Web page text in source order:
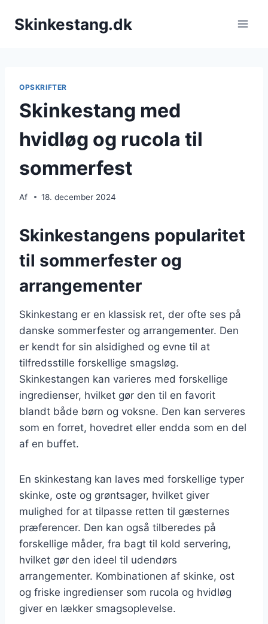
Skinkestang.dk
OPSKRIFTER
Skinkestang med
hvidløg og rucola til
sommerfest
Af 18. december 2024
Skinkestangens popularitet
til sommerfester og
arrangementer
Skinkestang er en klassisk ret, der ofte ses på
danske sommerfester og arrangementer. Den
er kendt for sin alsidighed og evne til at
tilfredsstille forskellige smagsløg.
Skinkestangen kan varieres med forskellige
ingredienser, hvilket gør den til en favorit
blandt både børn og voksne. Den kan serveres
som en forret, hovedret eller endda som en del
af en buffet.
En skinkestang kan laves med forskellige typer
skinke, oste og grøntsager, hvilket giver
mulighed for at tilpasse retten til gæsternes
præferencer. Den kan også tilberedes på
forskellige måder, fra bagt til kold servering,
hvilket gør den ideel til udendørs
arrangementer. Kombinationen af skinke, ost
og friske ingredienser som rucola og hvidløg
giver en lækker smagsoplevelse.